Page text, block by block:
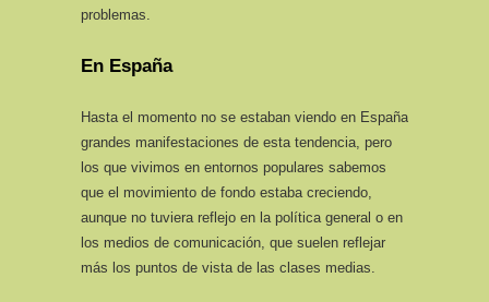
problemas.
En España
Hasta el momento no se estaban viendo en España
grandes manifestaciones de esta tendencia, pero
los que vivimos en entornos populares sabemos
que el movimiento de fondo estaba creciendo,
aunque no tuviera reflejo en la política general o en
los medios de comunicación, que suelen reflejar
más los puntos de vista de las clases medias.